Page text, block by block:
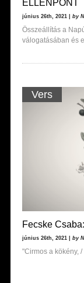
ELLENPONT
június 26th, 2021 | by
Összeállítás a
válogatásában és
Vers
Fecske
június 26th, 2021 | by
"Cirmos a kökény,